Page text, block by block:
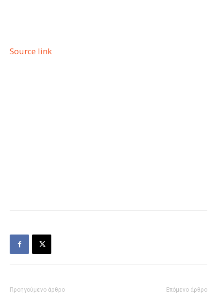
Source link
Προηγούμενο άρθρο Επόμενο άρθρο